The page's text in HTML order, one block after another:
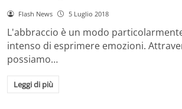
Flash News 5 Luglio 2018
L'abbraccio è un modo
intenso di esprimere emozioni.
possiamo…
Leggi di più